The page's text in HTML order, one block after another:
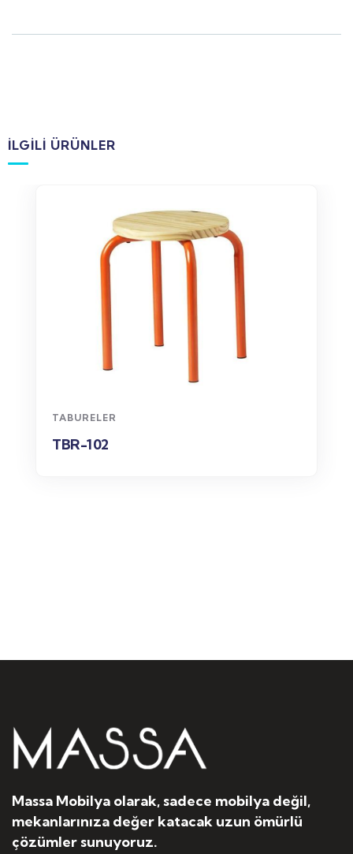
İLGILI ÜRÜNLER
WhatsApp
Sipariş
TABURELER
TBR-102
Massa Mobilya olarak, sadece mobilya değil,
mekanlarınıza değer katacak uzun ömürlü
çözümler sunuyoruz.